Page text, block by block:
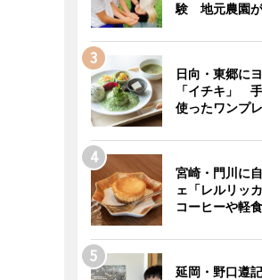
験 地元農園が
日向・東郷に
「イチキ」
使ったワンプ
宮崎・門川に
ェ「レルリッ
コーヒーや軽
延岡・野口遵